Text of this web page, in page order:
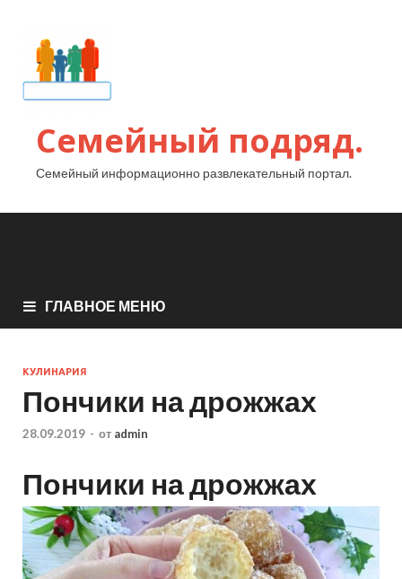
Семейный подряд.
Семейный информационно развлекательный портал.
ГЛАВНОЕ МЕНЮ
КУЛИНАРИЯ
Пончики на дрожжах
28.09.2019 - от admin
Пончики на дрожжах